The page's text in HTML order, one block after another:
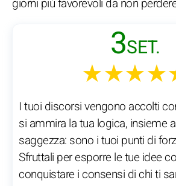
giorni più favorevoli da non
3SET.
I tuoi discorsi vengono accolti
si ammira la tua logica, insieme
saggezza: sono i tuoi punti di
Sfruttali per esporre le tue idee
conquistare i consensi di chi ti